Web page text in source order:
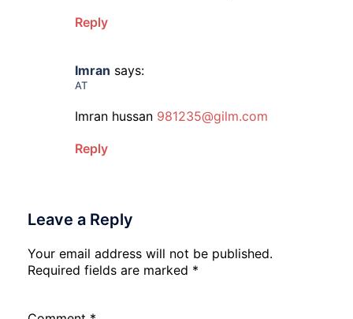
Reply
Imran says:
AT
Imran hussan 981235@gilm.com
Reply
Leave a Reply
Your email address will not be published.
Required fields are marked *